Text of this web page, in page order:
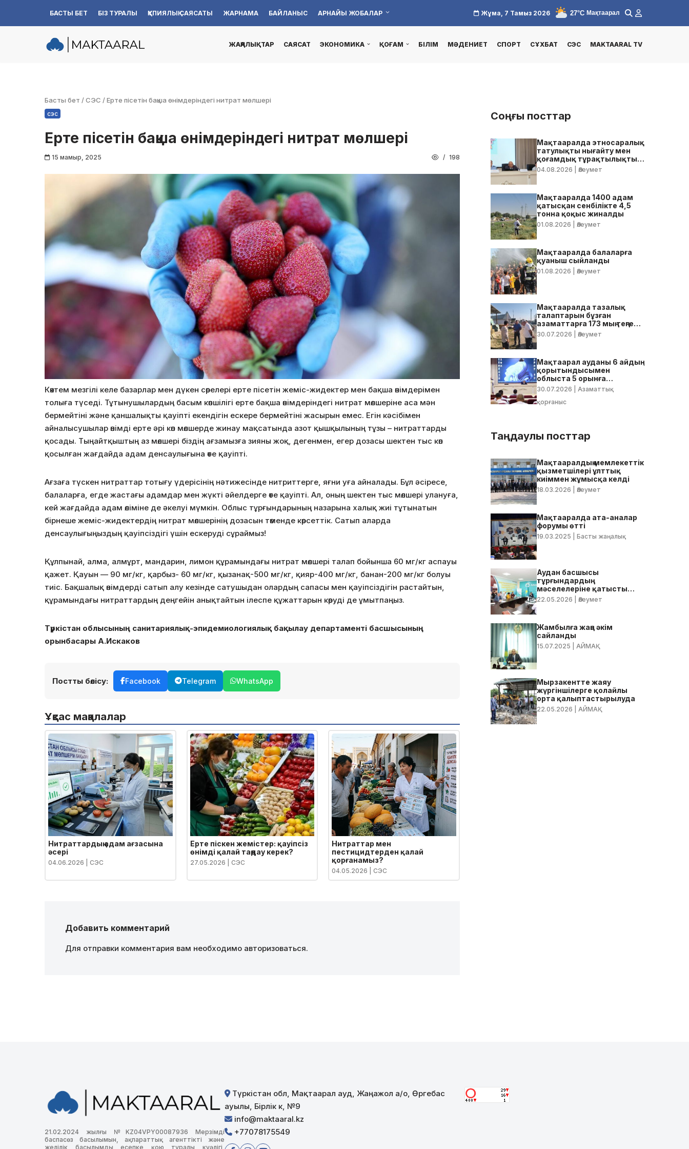
Skip
БАСТЫ БЕТ БІЗ ТУРАЛЫ ҚҰПИЯЛЫҚ САЯСАТЫ ЖАРНАМА БАЙЛАНЫС АРНАЙЫ ЖОБАЛАР Жұма, 7 Тамыз 2026 27°C Мақтаарал
ЖАҢАЛЫҚТАР САЯСАТ ЭКОНОМИКА ҚОҒАМ БІЛІМ МӘДЕНИЕТ СПОРТ СҰХБАТ СЭС MAKTAARAL TV
Басты бет /СЭС /Ерте пісетін бақша өнімдеріндегі нитрат мөлшері
сэс
Ерте пісетін бақша өнімдеріндегі нитрат мөлшері
15 мамыр, 2025 198
Көктем мезгілі келе базарлар мен дүкен сөрелері ерте пісетін жеміс-жидектер мен бақша өнімдерімен
толыға түседі. Тұтынушылардың басым көпшілігі ерте бақша өнімдеріндегі нитрат мөлшеріне аса мән
бермейтіні және қаншалықты қауіпті екендігін ескере бермейтіні жасырын емес. Егін кәсібімен
айналысушылар өнімді ерте әрі көп мөлшерде жинау мақсатында азот қышқылының тұзы – нитраттарды
қосады. Тыңайтқыштың аз мөлшері біздің ағзамызға зияны жоқ, дегенмен, егер дозасы шектен тыс көп
қосылған жағдайда адам денсаулығына өте қауіпті.
Ағзаға түскен нитраттар тотығу үдерісінің нәтижесінде нитриттерге, яғни уға айналады. Бұл әсіресе,
балаларға, егде жастағы адамдар мен жүкті әйелдерге өте қауіпті. Ал, оның шектен тыс мөлшері улануға,
кей жағдайда адам өліміне де әкелуі мүмкін. Облыс тұрғындарының назарына халық жиі тұтынатын
бірнеше жеміс-жидектердің нитрат мөлшерінің дозасын төменде көрсеттік. Сатып аларда
денсаулығыңыздың қауіпсіздігі үшін ескеруді сұраймыз!
Құлпынай, алма, алмұрт, мандарин, лимон құрамындағы нитрат мөлшері талап бойынша 60 мг/кг аспауы
қажет. Қауын — 90 мг/кг, қарбыз- 60 мг/кг, қызанақ-500 мг/кг, қияр-400 мг/кг, банан-200 мг/кг болуы
тиіс. Бақшалық өнімдерді сатып алу кезінде сатушыдан олардың сапасы мен қауіпсіздігін растайтын,
құрамындағы нитраттардың деңгейін анықтайтын ілеспе құжаттарын көруді де ұмытпаңыз.
Түркістан облысының санитариялық-эпидемиологиялық бақылау департаменті басшысының
орынбасары А.Искаков
Постты бөлісу: Facebook Telegram WhatsApp
Ұқсас мақалалар
Нитраттардың адам ағзасына
әсері
04.06.2026 | СЭС
Ерте піскен жемістер: қауіпсіз
өнімді қалай таңдау керек?
27.05.2026 | СЭС
Нитраттар мен
пестицидтерден қалай
қорғанамыз?
04.05.2026 | СЭС
Добавить комментарий
Для отправки комментария вам необходимо авторизоваться.
Соңғы посттар
Мақтааралда этносаралық
татулықты нығайту мен
қоғамдық тұрақтылықты
қамтамасыз ету бойынша
жедел кеңес өтті
04.08.2026 | Әлеумет
Мақтааралда 1400 адам
қатысқан сенбілікте 4,5
тонна қоқыс жиналды
01.08.2026 | Әлеумет
Мақтааралда балаларға
қуаныш сыйланды
01.08.2026 | Әлеумет
Мақтааралда тазалық
талаптарын бұзған
азаматтарға 173 мың теңге
көлемінде айыппұл
30.07.2026 | Әлеумет
Мақтаарал ауданы 6 айдың
қорытындысымен
облыста 5 орынға
тұрақтады
30.07.2026 | Азаматтық
қорғаныс
Таңдаулы посттар
Мақтааралдың мемлекеттік
қызметшілері ұлттық
киіммен жұмысқа келді
18.03.2026 | Әлеумет
Мақтааралда ата-аналар
форумы өтті
19.03.2025 | Басты жаңалық
Аудан басшысы
тұрғындардың
мәселелеріне қатысты
нақты тапсырмалар берді
22.05.2026 | Әлеумет
Жамбылға жаңа әкім
сайланды
15.07.2025 | АЙМАҚ
Мырзакентте жаяу
жүргіншілерге қолайлы
орта қалыптастырылуда
22.05.2026 | АЙМАҚ
21.02.2024 жылғы №KZ04VPY00087936 Мерзімді
баспасөз басылымын, ақпараттық агенттікті және
желілік басылымды есепке қою туралы куәлігі,
Түркістан обл, Мақтаарал ауд, Жаңажол а/о, Өргебас
ауылы, Бірлік к, №9
info@maktaaral.kz
+77078175549